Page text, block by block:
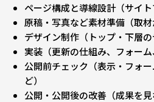
ページ構成と導線設計（サイト
原稿・写真など素材準備（取材
デザイン制作（トップ・下層の
実装（更新の仕組み、フォーム
公開前チェック（表示・フォ
ど）
公開・公開後の改善（成果を見